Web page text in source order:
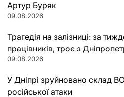
Артур Буряк
09.08.2026
Трагедія на залізниці: за
працівників, троє з
09.08.2026
У Дніпрі зруйновано склад
російської атаки